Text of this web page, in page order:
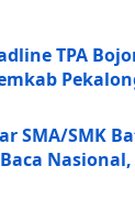
TPA
SMA/SMK